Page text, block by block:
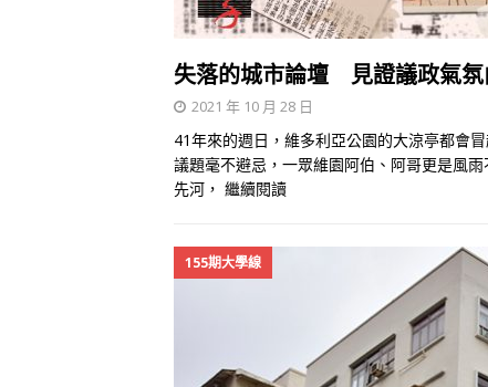
失落的城市論壇 見證議政氣氛
2021 年 10 月 28 日
41年來的週日，維多利亞公園的大涼亭都會
議題毫不避忌，一眾維園阿伯、阿哥更是風
先河， 繼續閱讀
155期大學線